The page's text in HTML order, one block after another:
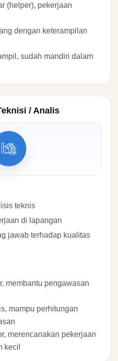
(helper), pekerjaan
dengan keterampilan
sudah mandiri dalam
/ Analis
teknis
di lapangan
jawab terhadap kualitas
membantu pengawasan
mampu perhitungan
merencanakan pekerjaan
kecil